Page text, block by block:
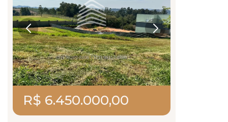
R$ 6.450.000,00